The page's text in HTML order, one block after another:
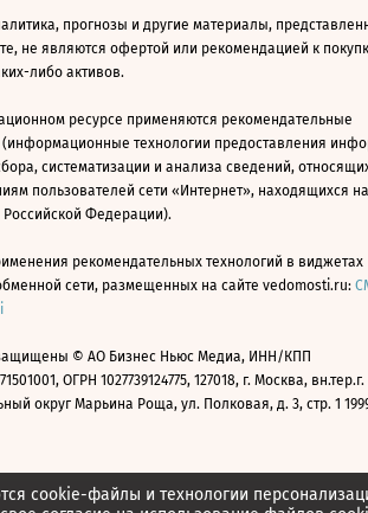
cookie-файлы и технологии
прогнозы и другие материалы,
не являются офертой или рекомендацией к
либо активов.
ресурсе применяются рекомендательные
(информационные технологии предоставления
систематизации и анализа сведений,
пользователей сети «Интернет», находящихся на
Российской Федерации).
рекомендательных технологий в виджетах
сети, размещенных на сайте vedomosti.ru:
© АО Бизнес Ньюс Медиа, ИНН/КПП
ОГРН 1027739124775, 127018, г. Москва, вн.тер.г.
округ Марьина Роща, ул. Полковая, д. 3, стр. 1